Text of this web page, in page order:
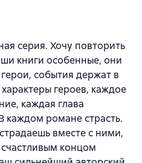
серия. Хочу повторить
книги особенные, они
события держат в
героев, каждое
каждая глава
каждом романе страсть.
вместе с ними,
концом